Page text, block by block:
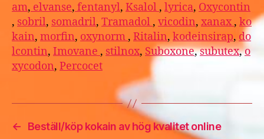
am, elvanse, fentanyl, Ksalol , lyrica, Oxycontin
, sobril, somadril, Tramadol , vicodin, xanax, ko
kain, morfin, oxynorm , Ritalin,kodeinsirap,do
lcontin, Imovane , stilnox, Suboxone,subutex,o
xycodon, Percocet
←
Beställ/köp kokain av hög kvalitet online